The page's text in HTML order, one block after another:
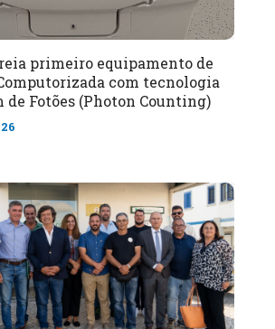
primeiro equipamento de
com tecnologia
de Fotões (Photon Counting)